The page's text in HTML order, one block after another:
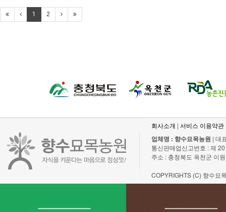
1 2
회사소개 | 서비스 이용약관
업체명 : 향수묘목농원 | 대
통신판매업신고번호 : 제
주소 : 충청북도 옥천군 이
COPYRIGHTS (C) 향수묘